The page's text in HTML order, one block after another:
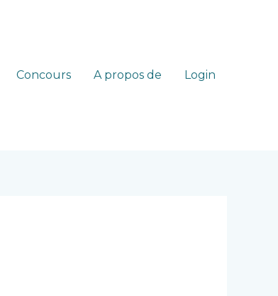
Concours A propos de Login